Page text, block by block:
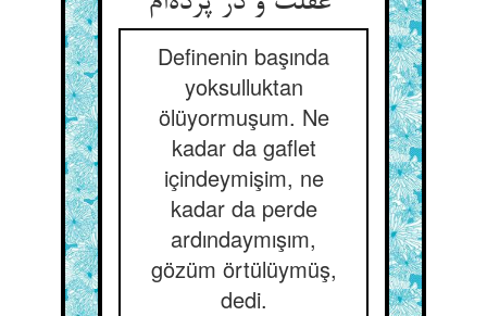
Definenin başında
yoksulluktan
ölüyormuşum. Ne
kadar da gaflet
içindeymişim, ne
kadar da perde
ardındaymışım,
gözüm örtülüymüş,
dedi.